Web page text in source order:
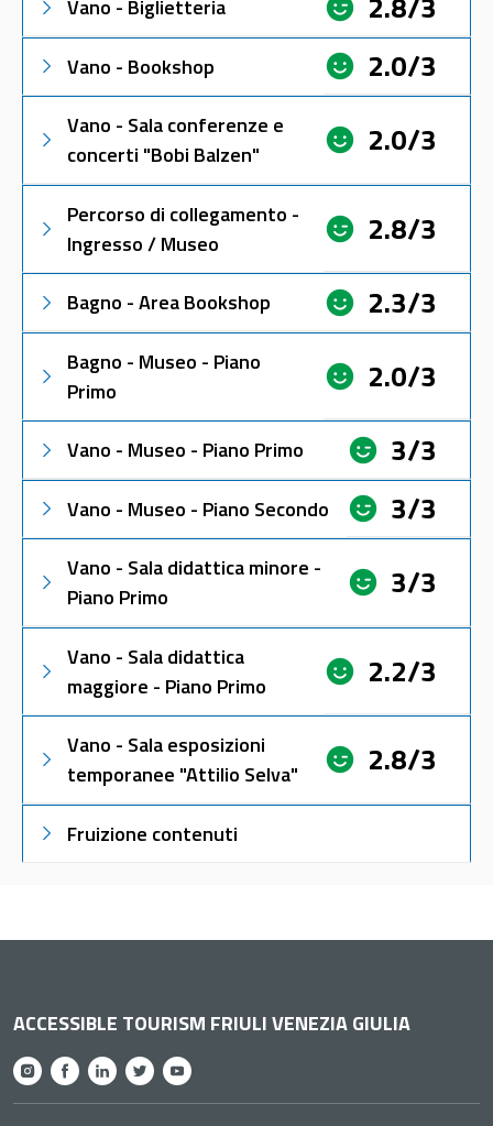
Vano - Biglietteria
Vano - Bookshop 2.0/3
Vano - Sala conferenze e
concerti "Bobi Balzen"
2.0/3
Percorso di collegamento -
Ingresso / Museo
2.8/3
Bagno - Area Bookshop 2.3/3
Bagno - Museo - Piano
Primo
2.0/3
Vano - Museo - Piano Primo 3/3
Vano - Museo - Piano Secondo 3/3
Vano - Sala didattica minore -
Piano Primo
3/3
Vano - Sala didattica
maggiore - Piano Primo
2.2/3
Vano - Sala esposizioni
temporanee "Attilio Selva"
2.8/3
Fruizione contenuti
ACCESSIBLE TOURISM FRIULI VENEZIA GIULIA